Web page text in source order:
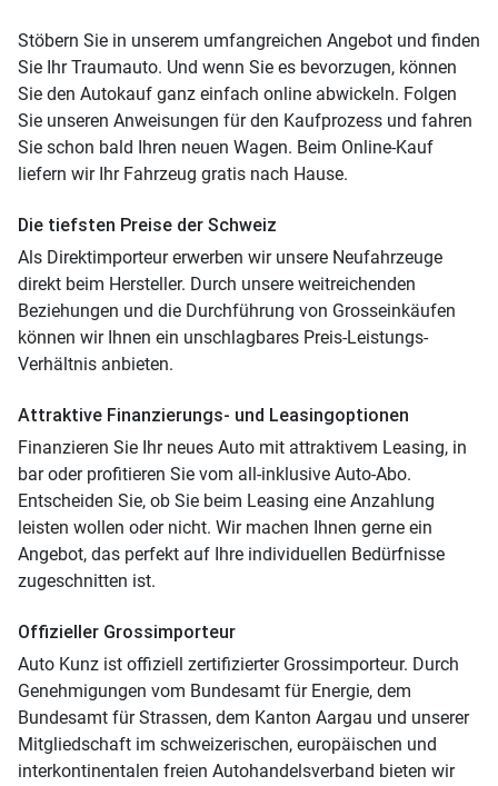
Stöbern Sie in unserem umfangreichen Angebot und finden
Sie Ihr Traumauto. Und wenn Sie es bevorzugen, können
Sie den Autokauf ganz einfach online abwickeln. Folgen
Sie unseren Anweisungen für den Kaufprozess und fahren
Sie schon bald Ihren neuen Wagen. Beim Online-Kauf
liefern wir Ihr Fahrzeug gratis nach Hause.
Die tiefsten Preise der Schweiz
Als Direktimporteur erwerben wir unsere Neufahrzeuge
direkt beim Hersteller. Durch unsere weitreichenden
Beziehungen und die Durchführung von Grosseinkäufen
können wir Ihnen ein unschlagbares Preis-Leistungs-
Verhältnis anbieten.
Attraktive Finanzierungs- und Leasingoptionen
Finanzieren Sie Ihr neues Auto mit attraktivem Leasing, in
bar oder profitieren Sie vom all-inklusive Auto-Abo.
Entscheiden Sie, ob Sie beim Leasing eine Anzahlung
leisten wollen oder nicht. Wir machen Ihnen gerne ein
Angebot, das perfekt auf Ihre individuellen Bedürfnisse
zugeschnitten ist.
Offizieller Grossimporteur
Auto Kunz ist offiziell zertifizierter Grossimporteur. Durch
Genehmigungen vom Bundesamt für Energie, dem
Bundesamt für Strassen, dem Kanton Aargau und unserer
Mitgliedschaft im schweizerischen, europäischen und
interkontinentalen freien Autohandelsverband bieten wir